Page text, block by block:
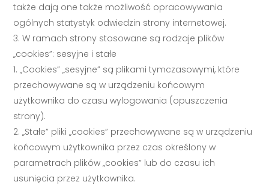
także dają one także możliwość opracowywania
ogólnych statystyk odwiedzin strony internetowej.
W ramach strony stosowane są rodzaje plików
„cookies”: sesyjne i stałe
„Cookies” „sesyjne” są plikami tymczasowymi, które
przechowywane są w urządzeniu końcowym
użytkownika do czasu wylogowania (opuszczenia
strony).
„Stałe” pliki „cookies” przechowywane są w urządzeniu
końcowym użytkownika przez czas określony w
parametrach plików „cookies” lub do czasu ich
usunięcia przez użytkownika.